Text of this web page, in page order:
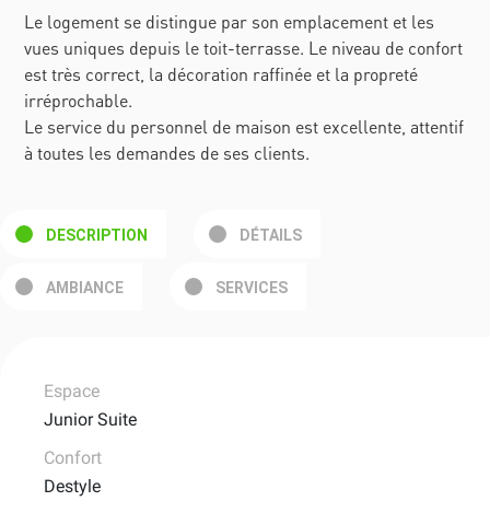
Le logement se distingue par son emplacement et les
vues uniques depuis le toit-terrasse. Le niveau de confort
est très correct, la décoration raffinée et la propreté
irréprochable.
Le service du personnel de maison est excellente, attentif
à toutes les demandes de ses clients.
DESCRIPTION DÉTAILS
AMBIANCE SERVICES
Espace
Junior Suite
Confort
Destyle